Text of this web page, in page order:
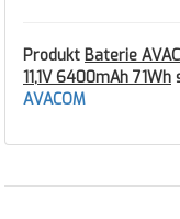
Produkt Baterie
11,1V 6400mAh 71Wh
AVACOM